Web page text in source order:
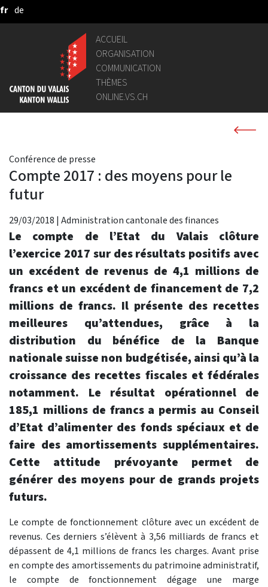
Saut au contenu principal
fr de
ACCUEIL
ORGANISATION
COMMUNICATION
THÈMES
ONLINE.VS.CH
Conférence de presse
Compte 2017 : des moyens pour le
futur
29/03/2018 | Administration cantonale des finances
Le compte de l’Etat du Valais clôture
l’exercice 2017 sur des résultats positifs avec
un excédent de revenus de 4,1 millions de
francs et un excédent de financement de 7,2
millions de francs. Il présente des recettes
meilleures qu’attendues, grâce à la
distribution du bénéfice de la Banque
nationale suisse non budgétisée, ainsi qu’à la
croissance des recettes fiscales et fédérales
notamment. Le résultat opérationnel de
185,1 millions de francs a permis au Conseil
d’Etat d’alimenter des fonds spéciaux et de
faire des amortissements supplémentaires.
Cette attitude prévoyante permet de
générer des moyens pour de grands projets
futurs.
Le compte de fonctionnement clôture avec un excédent de
revenus. Ces derniers s’élèvent à 3,56 milliards de francs et
dépassent de 4,1 millions de francs les charges. Avant prise
en compte des amortissements du patrimoine administratif,
le compte de fonctionnement dégage une marge